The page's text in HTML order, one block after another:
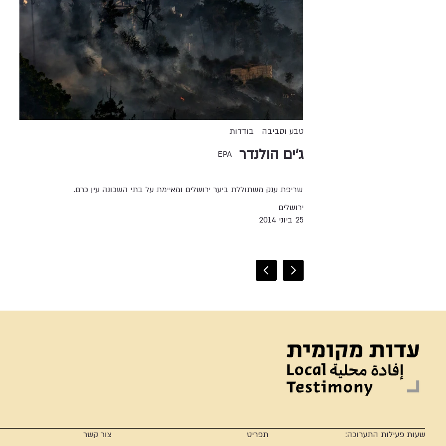
בודדות טבע וסביבה
ג'ים הולנדר EPA
שריפת ענק משתוללת ביער ירושלים ומאיימת על בתי השכונה עין כרם.
ירושלים
25 ביוני 2014
שעות פעילות התערוכה: תפריט צור קשר